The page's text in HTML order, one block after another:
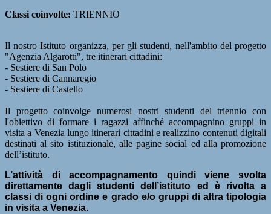
Classi coinvolte: TRIENNIO
Il nostro Istituto organizza, per gli studenti, nell'ambito del progetto
"Agenzia Algarotti", tre itinerari cittadini:
- Sestiere di San Polo
- Sestiere di Cannaregio
- Sestiere di Castello
Il progetto coinvolge numerosi nostri studenti del triennio con
l'obiettivo di formare i ragazzi affinché accompagnino gruppi in
visita a Venezia lungo itinerari cittadini e realizzino contenuti digitali
destinati al sito istituzionale, alle pagine social ed alla promozione
dell’istituto.
L’attività di accompagnamento quindi viene svolta
direttamente dagli studenti dell’istituto
ed è rivolta a
classi di ogni ordine e grado e/o gruppi di altra tipologia
in visita a Venezia.